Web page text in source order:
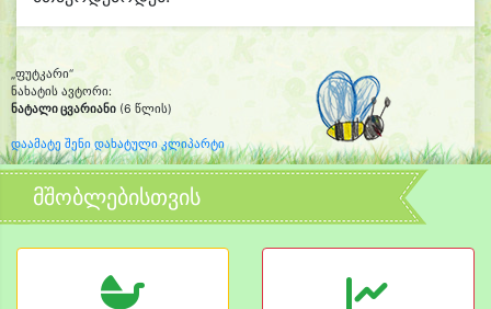
„ფუტკარი“
ნახატის ავტორი:
ნატალი ცვარიანი (6 წლის)
დაამატე შენი დახატული კლიპარტი
მშობლებისთვის